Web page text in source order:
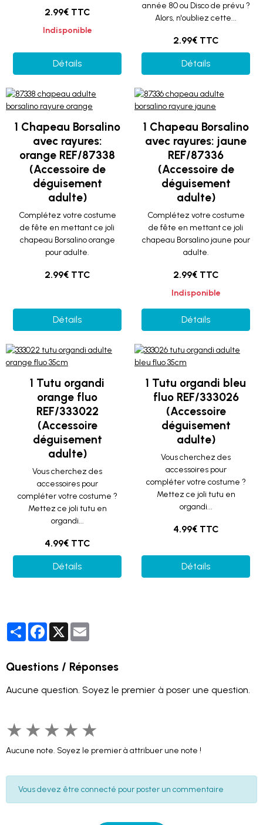
2.99€ TTC
Indisponible
Détails
année 80 ou Disco de prévu ?
Alors, n'oubliez cette...
2.99€ TTC
Détails
1 Chapeau Borsalino
avec rayures:
orange REF/87338
(Accessoire de
déguisement
adulte)
Complétez votre costume
de fête en mettant ce joli
chapeau Borsalino orange
pour adulte.
2.99€ TTC
Détails
1 Chapeau Borsalino
avec rayures: jaune
REF/87336
(Accessoire de
déguisement
adulte)
Complétez votre costume
de fête en mettant ce joli
chapeau Borsalino jaune pour
adulte.
2.99€ TTC
Indisponible
Détails
1 Tutu organdi
orange fluo
REF/333022
(Accessoire
déguisement
adulte)
Vous cherchez des
accessoires pour
compléter votre costume ?
Mettez ce joli tutu en
organdi...
4.99€ TTC
Détails
1 Tutu organdi bleu
fluo REF/333026
(Accessoire
déguisement
adulte)
Vous cherchez des
accessoires pour
compléter votre costume ?
Mettez ce joli tutu en
organdi...
4.99€ TTC
Détails
PartagerFacebook
X
Questions / Réponses
Aucune question. Soyez le premier à poser une question.
★ ★ ★ ★ ★
Aucune note. Soyez le premier à attribuer une note !
Vous devez être connecté pour poster un commentaire